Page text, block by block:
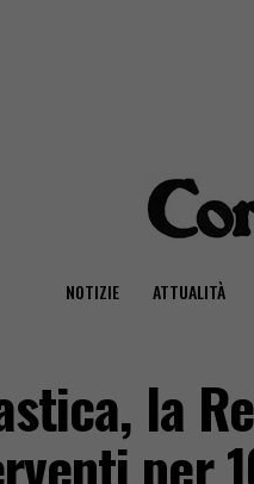
NOTIZIE ATTUALITÀ
la
per